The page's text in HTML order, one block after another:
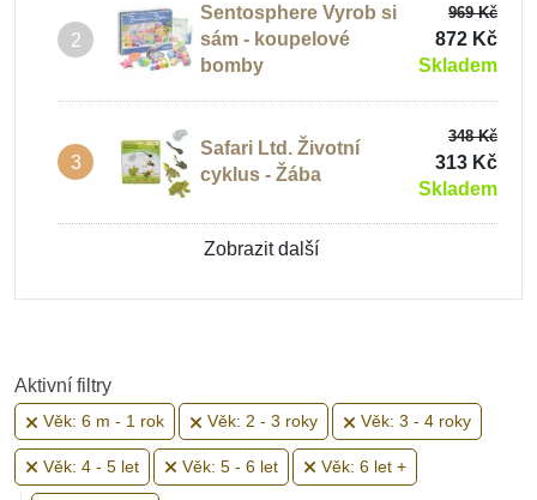
2
Sentosphere Vyrob si
sám - koupelové
bomby
969 Kč
872 Kč
Skladem
3
Safari Ltd. Životní
cyklus - Žába
348 Kč
313 Kč
Skladem
Zobrazit další
Aktivní filtry
Věk: 6 m - 1 rok Věk: 2 - 3 roky Věk: 3 - 4 roky
Věk: 4 - 5 let Věk: 5 - 6 let Věk: 6 let +